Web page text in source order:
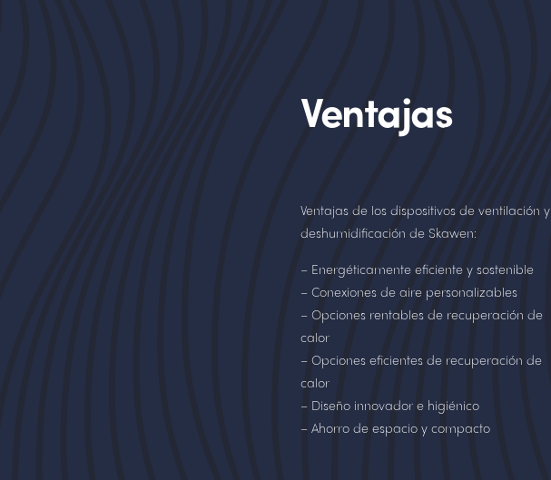
Ventajas
Ventajas de los dispositivos de ventilación y
deshumidificación de Skawen:
– Energéticamente eficiente y sostenible
– Conexiones de aire personalizables
– Opciones rentables de recuperación de
calor
– Opciones eficientes de recuperación de
calor
– Diseño innovador e higiénico
– Ahorro de espacio y compacto